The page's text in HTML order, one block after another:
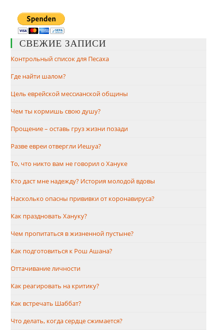
СВЕЖИЕ ЗАПИСИ
Контрольный список для Песаха
Где найти шалом?
Цель еврейской мессианской общины
Чем ты кормишь свою душу?
Прощение – оставь груз жизни позади
Разве евреи отвергли Иешуа?
То, что никто вам не говорил о Хануке
Кто даст мне надежду? История молодой вдовы
Насколько опасны прививки от коронaвируса?
Как праздновать Хануку?
Чем пропитаться в жизненной пустыне?
Как подготовиться к Рош Ашана?
Оттачивание личности
Как реагировать на критику?
Как встречать Шаббат?
Что делать, когда сердце сжимается?